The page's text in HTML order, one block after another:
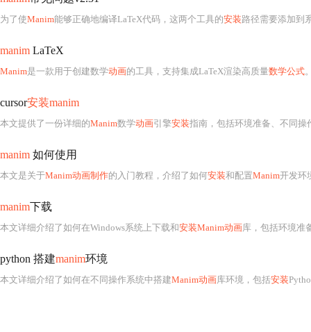
为了使Manim能够正确地编译LaTeX代码，这两个工具的安装路径需要添加到
manim LaTeX
Manim是一款用于创建数学动画的工具，支持集成LaTeX渲染高质量数学公式
cursor安装manim
本文提供了一份详细的Manim数学动画引擎安装指南，包括环境准备、不同操
manim 如何使用
本文是关于Manim动画制作的入门教程，介绍了如何安装和配置Manim开发环
manim下载
本文详细介绍了如何在Windows系统上下载和安装Manim动画库，包括环境准
python 搭建manim环境
本文详细介绍了如何在不同操作系统中搭建Manim动画库环境，包括安装